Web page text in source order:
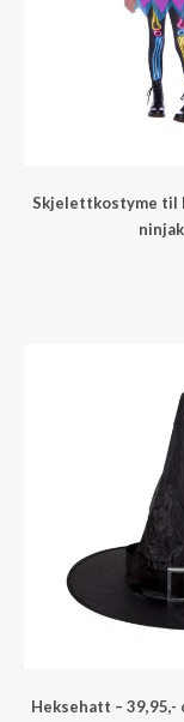
Skjelettkostyme til
Heksehatt –